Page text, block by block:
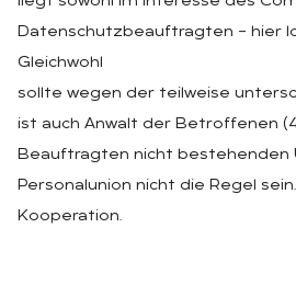
Datenschutzbeauftragten – hier
Gleichwohl
sollte wegen der teilweise
ist auch Anwalt der Betroffenen
Beauftragten nicht bestehenden
Personalunion nicht die Regel
Kooperation.